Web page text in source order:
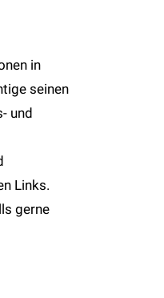
in
seinen
und
Links.
gerne